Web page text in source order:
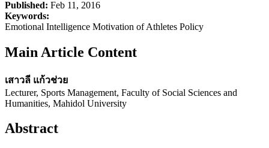
Published: Feb 11, 2016
Keywords:
Emotional Intelligence Motivation of Athletes Policy
Main Article Content
เสาวลี แก้วช่วย
Lecturer, Sports Management, Faculty of Social Sciences and
Humanities, Mahidol University
Abstract